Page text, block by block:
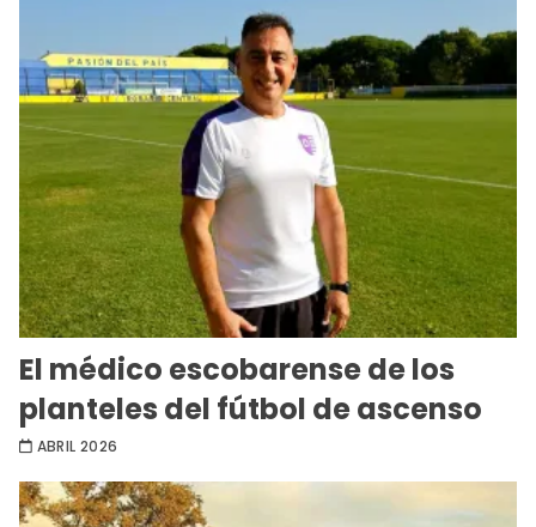
El médico escobarense de los
planteles del fútbol de ascenso
ABRIL 2026